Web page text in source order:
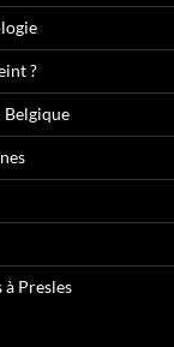
?
Belgique
à Presles